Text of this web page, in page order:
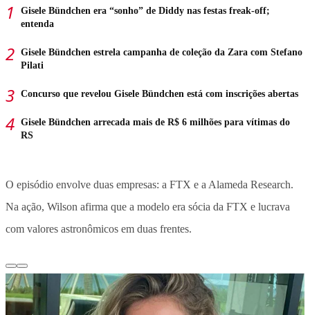
Gisele Bündchen era “sonho” de Diddy nas festas freak-off;
entenda
Gisele Bündchen estrela campanha de coleção da Zara com Stefano
Pilati
Concurso que revelou Gisele Bündchen está com inscrições abertas
Gisele Bündchen arrecada mais de R$ 6 milhões para vítimas do
RS
O episódio envolve duas empresas: a FTX e a Alameda Research.
Na ação, Wilson afirma que a modelo era sócia da FTX e lucrava
com valores astronômicos em duas frentes.